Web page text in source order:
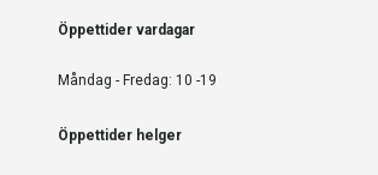
Öppettider vardagar
Måndag - Fredag: 10 -19
Öppettider helger